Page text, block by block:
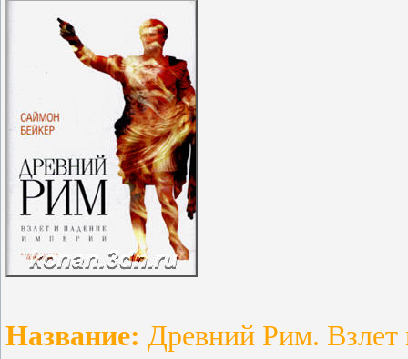
Название: Древний Рим. Взлет